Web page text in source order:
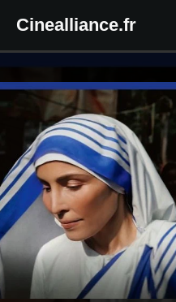
Cinealliance.fr